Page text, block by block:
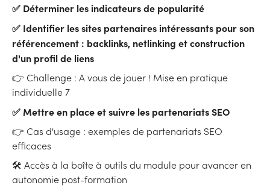
✅ Déterminer les indicateurs de popularité
✅ Identifier les sites partenaires intéressants pour son
référencement : backlinks, netlinking et construction
d'un profil de liens
👉 Challenge : A vous de jouer ! Mise en pratique
individuelle 7
✅ Mettre en place et suivre les partenariats SEO
👉 Cas d'usage : exemples de partenariats SEO
efficaces
🛠 Accès à la boîte à outils du module pour avancer en
autonomie post-formation